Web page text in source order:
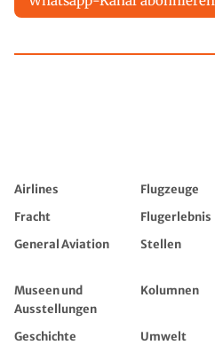
Airlines Flugzeuge
Fracht
Flugerlebnis
General Aviation
Stellen
Museen und
Ausstellungen
Kolumnen
Geschichte Umwelt